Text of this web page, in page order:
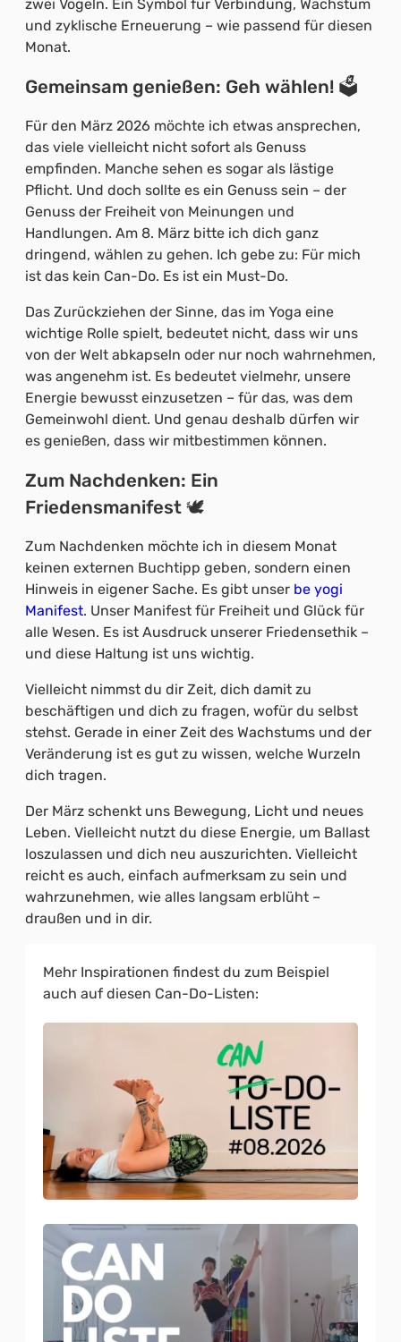
zwei Vögeln. Ein Symbol für Verbindung, Wachstum
und zyklische Erneuerung – wie passend für diesen
Monat.
Gemeinsam genießen: Geh wählen! 🗳️
Für den März 2026 möchte ich etwas ansprechen,
das viele vielleicht nicht sofort als Genuss
empfinden. Manche sehen es sogar als lästige
Pflicht. Und doch sollte es ein Genuss sein – der
Genuss der Freiheit von Meinungen und
Handlungen. Am 8. März bitte ich dich ganz
dringend, wählen zu gehen. Ich gebe zu: Für mich
ist das kein Can-Do. Es ist ein Must-Do.
Das Zurückziehen der Sinne, das im Yoga eine
wichtige Rolle spielt, bedeutet nicht, dass wir uns
von der Welt abkapseln oder nur noch wahrnehmen,
was angenehm ist. Es bedeutet vielmehr, unsere
Energie bewusst einzusetzen – für das, was dem
Gemeinwohl dient. Und genau deshalb dürfen wir
es genießen, dass wir mitbestimmen können.
Zum Nachdenken: Ein
Friedensmanifest 🕊️
Zum Nachdenken möchte ich in diesem Monat
keinen externen Buchtipp geben, sondern einen
Hinweis in eigener Sache. Es gibt unser be yogi
Manifest. Unser Manifest für Freiheit und Glück für
alle Wesen. Es ist Ausdruck unserer Friedensethik –
und diese Haltung ist uns wichtig.
Vielleicht nimmst du dir Zeit, dich damit zu
beschäftigen und dich zu fragen, wofür du selbst
stehst. Gerade in einer Zeit des Wachstums und der
Veränderung ist es gut zu wissen, welche Wurzeln
dich tragen.
Der März schenkt uns Bewegung, Licht und neues
Leben. Vielleicht nutzt du diese Energie, um Ballast
loszulassen und dich neu auszurichten. Vielleicht
reicht es auch, einfach aufmerksam zu sein und
wahrzunehmen, wie alles langsam erblüht –
draußen und in dir.
Mehr Inspirationen findest du zum Beispiel
auch auf diesen Can-Do-Listen: